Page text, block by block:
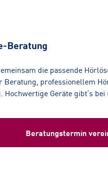
Beratung
die passende
Beratung, professionellem
Hochwertige Geräte gibt’s
Beratungstermin